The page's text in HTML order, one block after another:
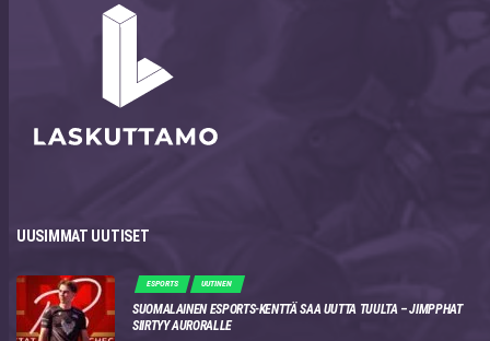
UUSIMMAT UUTISET
ESPORTS UUTINEN
SUOMALAINEN ESPORTS-KENTTÄ SAA UUTTA TUULTA – JIMPPHAT
SIIRTYY AURORALLE